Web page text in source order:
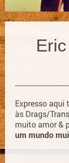
Expresso
às Drags/
muito amor &
um mundo